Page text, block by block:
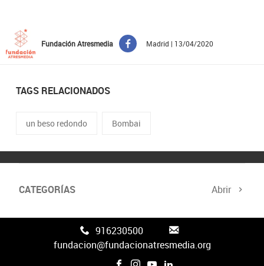
Fundación Atresmedia Madrid | 13/04/2020
TAGS RELACIONADOS
un beso redondo Bombai
CATEGORÍAS Abrir
Canal FAN3
916230500
fundacion@fundacionatresmedia.org